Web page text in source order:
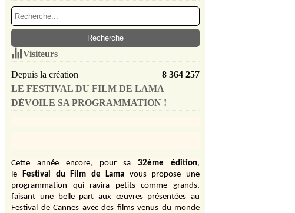
Visiteurs
Depuis la création
8 364 257
LE FESTIVAL DU FILM DE LAMA
DÉVOILE SA PROGRAMMATION !
Cette année encore, pour sa 32ème édition,
le Festival du Film de Lama vous propose une
programmation qui ravira petits comme grands,
faisant une belle part aux œuvres présentées au
Festival de Cannes avec des films venus du monde